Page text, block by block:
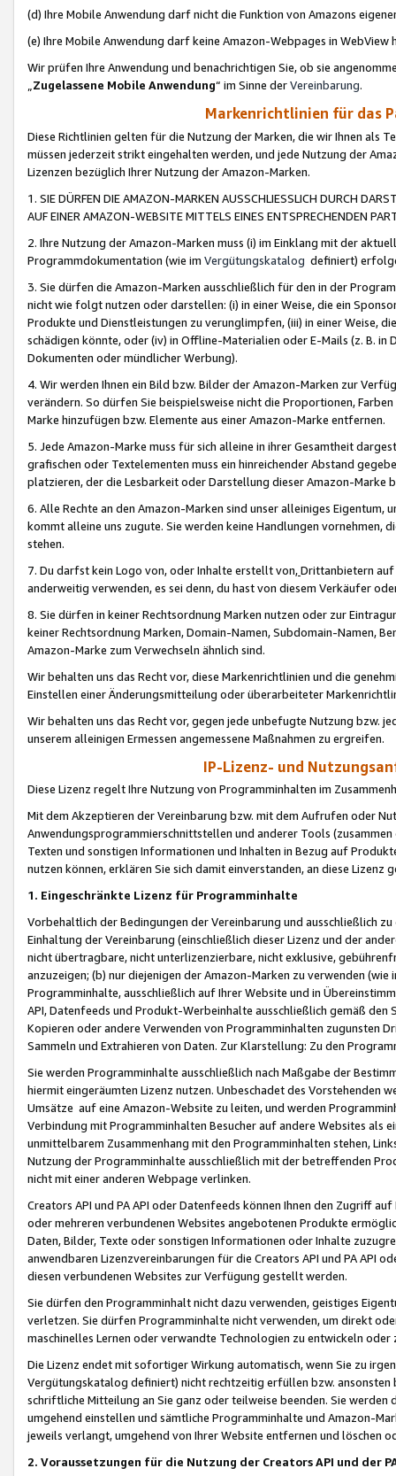
(d) Ihre Mobile Anwendung darf nicht die Funktion von Amazons
(e) Ihre Mobile Anwendung darf keine Amazon-Webpages in WebView
Wir prüfen Ihre Anwendung und benachrichtigen Sie, ob sie
„Zugelassene Mobile Anwendung“ im Sinne derVereinbarung.
Markenrichtlinien für das
Diese Richtlinien gelten für die Nutzung der Marken, die wir Ihnen als
müssen jederzeit strikt eingehalten werden, und jede Nutzung der
Lizenzen bezüglich Ihrer Nutzung der Amazon-Marken.
1. SIE DÜRFEN DIE AMAZON-MARKEN AUSSCHLIESSLICH DURCH
AUF EINER AMAZON-WEBSITE MITTELS EINES ENTSPRECHENDEN
2. Ihre Nutzung der Amazon-Marken muss (i) im Einklang mit der
Programmdokumentation (wie im Vergütungskatalog definiert)
3. Sie dürfen die Amazon-Marken ausschließlich für den in der
nicht wie folgt nutzen oder darstellen: (i) in einer Weise, die ein
Produkte und Dienstleistungen zu verunglimpfen, (iii) in einer Weise,
schädigen könnte, oder (iv) in Offline-Materialien oder E-Mails (z. B. in
Dokumenten oder mündlicher Werbung).
4. Wir werden Ihnen ein Bild bzw. Bilder der Amazon-Marken zur
verändern. So dürfen Sie beispielsweise nicht die Proportionen,
Marke hinzufügen bzw. Elemente aus einer Amazon-Marke entfernen.
5. Jede Amazon-Marke muss für sich alleine in ihrer Gesamtheit
grafischen oder Textelementen muss ein hinreichender Abstand
platzieren, der die Lesbarkeit oder Darstellung dieser Amazon-Marke
6. Alle Rechte an den Amazon-Marken sind unser alleiniges
kommt alleine uns zugute. Sie werden keine Handlungen vornehmen,
stehen.
7. Du darfst kein Logo von, oder Inhalte erstellt von,Drittanbietern auf
anderweitig verwenden, es sei denn, du hast von diesem Verkäufer
8. Sie dürfen in keiner Rechtsordnung Marken nutzen oder zur
keiner Rechtsordnung Marken, Domain-Namen, Subdomain-Namen,
Amazon-Marke zum Verwechseln ähnlich sind.
Wir behalten uns das Recht vor, diese Markenrichtlinien und die
Einstellen einer Änderungsmitteilung oder überarbeiteter
Wir behalten uns das Recht vor, gegen jede unbefugte Nutzung bzw.
unserem alleinigen Ermessen angemessene Maßnahmen zu ergreifen.
IP-Lizenz- und
Diese Lizenz regelt Ihre Nutzung von Programminhalten im
Mit dem Akzeptieren der Vereinbarung bzw. mit dem Aufrufen oder
Anwendungsprogrammierschnittstellen und anderer Tools (zusammen
Texten und sonstigen Informationen und Inhalten in Bezug auf
nutzen können, erklären Sie sich damit einverstanden, an diese Lizenz
1. Eingeschränkte Lizenz für Programminhalte
Vorbehaltlich der Bedingungen der Vereinbarung und ausschließlich
Einhaltung der Vereinbarung (einschließlich dieser Lizenz und der
nicht übertragbare, nicht unterlizenzierbare, nicht exklusive,
anzuzeigen; (b) nur diejenigen der Amazon-Marken zu verwenden
Programminhalte, ausschließlich auf Ihrer Website und in
API, Datenfeeds und Produkt-Werbeinhalte ausschließlich gemäß
Kopieren oder andere Verwenden von Programminhalten zugunsten
Sammeln und Extrahieren von Daten. Zur Klarstellung: Zu den
Sie werden Programminhalte ausschließlich nach Maßgabe der
hiermit eingeräumten Lizenz nutzen. Unbeschadet des Vorstehenden
Umsätze auf eine Amazon-Website zu leiten, und werden
Verbindung mit Programminhalten Besucher auf andere Websites als
unmittelbarem Zusammenhang mit den Programminhalten stehen,
Nutzung der Programminhalte ausschließlich mit der betreffenden
nicht mit einer anderen Webpage verlinken.
Creators API und PA API oder Datenfeeds können Ihnen den Zugriff
oder mehreren verbundenen Websites angebotenen Produkte
Daten, Bilder, Texte oder sonstigen Informationen oder Inhalte
anwendbaren Lizenzvereinbarungen für die Creators API und PA API
diesen verbundenen Websites zur Verfügung gestellt werden.
Sie dürfen den Programminhalt nicht dazu verwenden, geistiges
verletzen. Sie dürfen Programminhalte nicht verwenden, um direkt
maschinelles Lernen oder verwandte Technologien zu entwickeln
Die Lizenz endet mit sofortiger Wirkung automatisch, wenn Sie zu
Vergütungskatalog definiert) nicht rechtzeitig erfüllen bzw. ansonsten
schriftliche Mitteilung an Sie ganz oder teilweise beenden. Sie werden
umgehend einstellen und sämtliche Programminhalte und Amazon-
jeweils verlangt, umgehend von Ihrer Website entfernen und löschen
2. Voraussetzungen für die Nutzung der Creators API und der